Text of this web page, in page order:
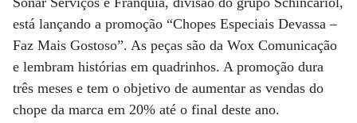
está lançando a promoção “Chopes Especiais Devassa –
Faz Mais Gostoso”. As peças são da Wox Comunicação
e lembram histórias em quadrinhos. A promoção dura
três meses e tem o objetivo de aumentar as vendas do
chope da marca em 20% até o final deste ano.